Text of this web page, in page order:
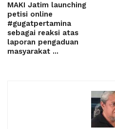
MAKI Jatim launching
petisi online
#gugatpertamina
sebagai reaksi atas
laporan pengaduan
masyarakat ...